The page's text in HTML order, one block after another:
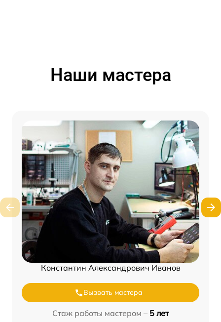
Наши мастера
Константин Александрович Иванов
Вызвать мастера
Стаж работы мастером – 5 лет